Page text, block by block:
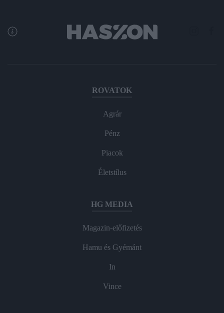
ROVATOK
Agrár
Pénz
Piacok
Életstílus
HG MEDIA
Magazin-előfizetés
Hamu és Gyémánt
In
Vince